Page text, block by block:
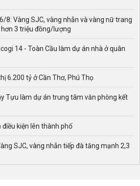
8: Vàng SJC, vàng nhẫn và vàng nữ trang
3 triệu đồng/lượng
14 - Toàn Cầu làm dự án nhà ở quân
6.200 tỷ ở Cần Thơ, Phú Thọ
Tựu làm dự án trung tâm văn phòng kết
điều kiện lên thành phố
SJC, vàng nhẫn tiếp đà tăng mạnh 2,3